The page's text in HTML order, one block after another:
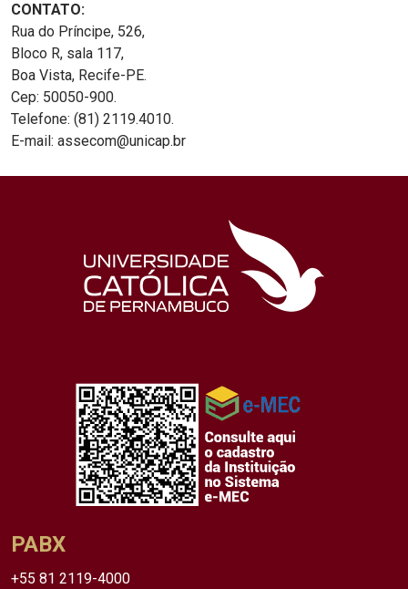
CONTATO:
Rua do Príncipe, 526,
Bloco R, sala 117,
Boa Vista, Recife-PE.
Cep: 50050-900.
Telefone: (81) 2119.4010.
E-mail: assecom@unicap.br
PABX
+55 81 2119-4000